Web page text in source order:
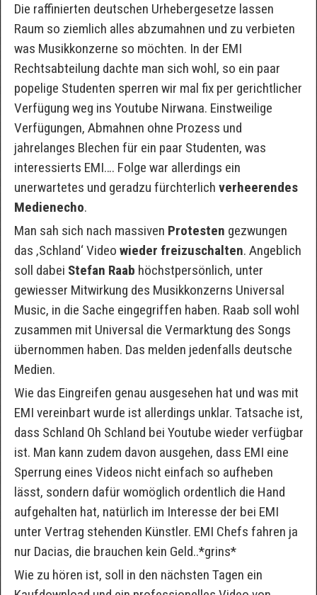
Die raffinierten deutschen Urhebergesetze lassen
Raum so ziemlich alles abzumahnen und zu verbieten
was Musikkonzerne so möchten. In der EMI
Rechtsabteilung dachte man sich wohl, so ein paar
popelige Studenten sperren wir mal fix per gerichtlicher
Verfügung weg ins Youtube Nirwana. Einstweilige
Verfügungen, Abmahnen ohne Prozess und
jahrelanges Blechen für ein paar Studenten, was
interessierts EMI…. Folge war allerdings ein
unerwartetes und geradzu fürchterlich verheerendes
Medienecho.
Man sah sich nach massiven Protesten gezwungen
das ‚Schland‘ Video wieder freizuschalten. Angeblich
soll dabei Stefan Raab höchstpersönlich, unter
gewiesser Mitwirkung des Musikkonzerns Universal
Music, in die Sache eingegriffen haben. Raab soll wohl
zusammen mit Universal die Vermarktung des Songs
übernommen haben. Das melden jedenfalls deutsche
Medien.
Wie das Eingreifen genau ausgesehen hat und was mit
EMI vereinbart wurde ist allerdings unklar. Tatsache ist,
dass Schland Oh Schland bei Youtube wieder verfügbar
ist. Man kann zudem davon ausgehen, dass EMI eine
Sperrung eines Videos nicht einfach so aufheben
lässt, sondern dafür womöglich ordentlich die Hand
aufgehalten hat, natürlich im Interesse der bei EMI
unter Vertrag stehenden Künstler. EMI Chefs fahren ja
nur Dacias, die brauchen kein Geld..*grins*
Wie zu hören ist, soll in den nächsten Tagen ein